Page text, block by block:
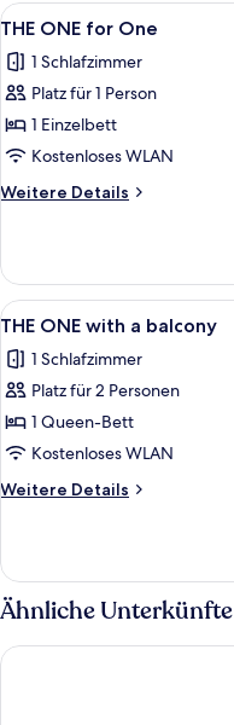
Alle
Fotos
für
THE
ONE
for
One
anzeigen
5
THE ONE for One
1 Schlafzimmer
Platz für 1 Person
1 Einzelbett
Kostenloses WLAN
Weitere Details
Weitere
ONE
for
One
Alle
Fotos
für
THE
ONE
with
a
balcony
8
THE ONE with a balcony
1 Schlafzimmer
Platz für 2 Personen
1 Queen-Bett
Kostenloses WLAN
Weitere Details
Weitere
ONE
with
a
balcony
Ähnliche Unterkünfte
Motel One Berlin-